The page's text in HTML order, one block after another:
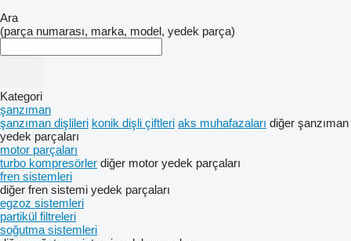
Ara
(parça numarası, marka, model, yedek parça)
Kategori
şanzıman
şanzıman dişlileri konik dişli çiftleri aks muhafazaları diğer şanzıman
yedek parçaları
motor parçaları
turbo kompresörler diğer motor yedek parçaları
fren sistemleri
diğer fren sistemi yedek parçaları
egzoz sistemleri
partikül filtreleri
soğutma sistemleri